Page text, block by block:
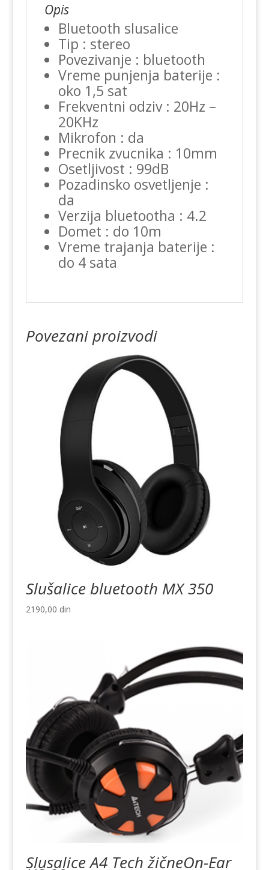
Opis
Bluetooth slusalice
Tip : stereo
Povezivanje : bluetooth
Vreme punjenja baterije :
oko 1,5 sat
Frekventni odziv : 20Hz –
20KHz
Mikrofon : da
Precnik zvucnika : 10mm
Osetljivost : 99dB
Pozadinsko osvetljenje :
da
Verzija bluetootha : 4.2
Domet : do 10m
Vreme trajanja baterije :
do 4 sata
Povezani proizvodi
Slušalice bluetooth MX 350
2190,00 din
Slusalice A4 Tech žičneOn-Ear